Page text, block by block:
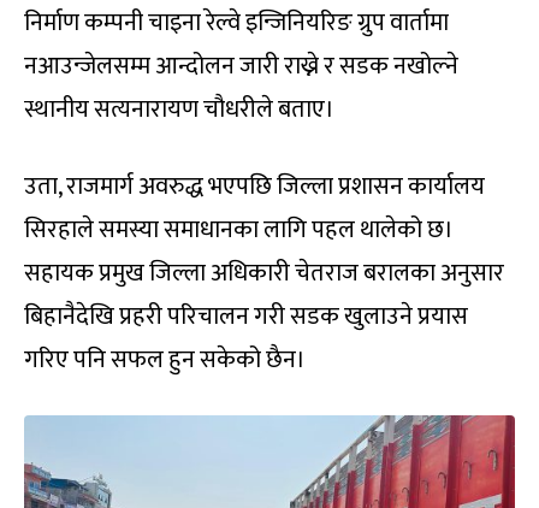
निर्माण कम्पनी चाइना रेल्वे इन्जिनियरिङ ग्रुप वार्तामा
नआउन्जेलसम्म आन्दोलन जारी राख्ने र सडक नखोल्ने
स्थानीय सत्यनारायण चौधरीले बताए।
उता, राजमार्ग अवरुद्ध भएपछि जिल्ला प्रशासन कार्यालय
सिरहाले समस्या समाधानका लागि पहल थालेको छ।
सहायक प्रमुख जिल्ला अधिकारी चेतराज बरालका अनुसार
बिहानैदेखि प्रहरी परिचालन गरी सडक खुलाउने प्रयास
गरिए पनि सफल हुन सकेको छैन।